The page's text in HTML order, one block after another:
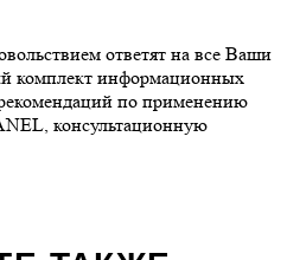
ответят на все Ваши
комплект информационных
по применению
консультационную